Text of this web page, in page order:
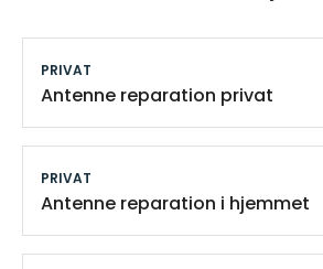
PRIVAT
Antenne reparation privat
PRIVAT
Antenne reparation i hjemmet